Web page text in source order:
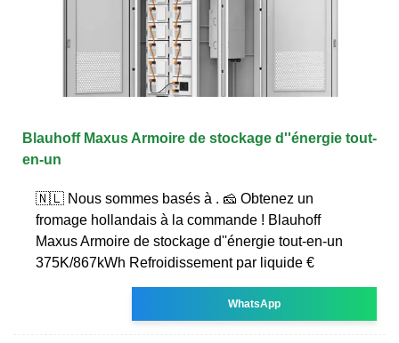
Blauhoff Maxus Armoire de stockage d''énergie tout-
en-un
🇳🇱 Nous sommes basés à . 🧀 Obtenez un
fromage hollandais à la commande ! Blauhoff
Maxus Armoire de stockage d''énergie tout-en-un
375K/867kWh Refroidissement par liquide €
WhatsApp